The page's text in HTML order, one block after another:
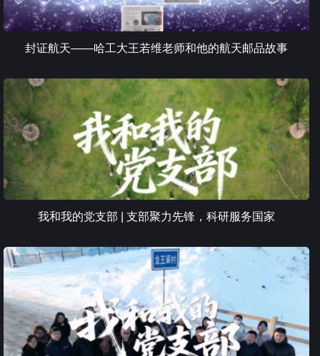
封证航天——哈工大王若维老师和他的航天邮品故事
我和我的党支部 | 支部聚力先锋，科研服务国家